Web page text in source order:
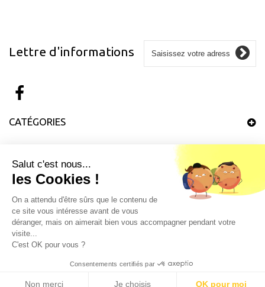
Lettre d'informations
CATÉGORIES
MON COMPTE
INFORMATIONS SUR VOTRE BOUTIQUE
Salut c'est nous...
les Cookies !
On a attendu d'être sûrs que le contenu de
ce site vous intéresse avant de vous
déranger, mais on aimerait bien vous accompagner pendant votre
visite...
C'est OK pour vous ?
Consentements certifiés par
Non merci Je choisis OK pour moi